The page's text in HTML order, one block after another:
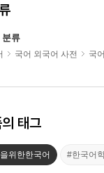
분류
국어 외국어 사전 국어
태그
위한한국어 #한국어